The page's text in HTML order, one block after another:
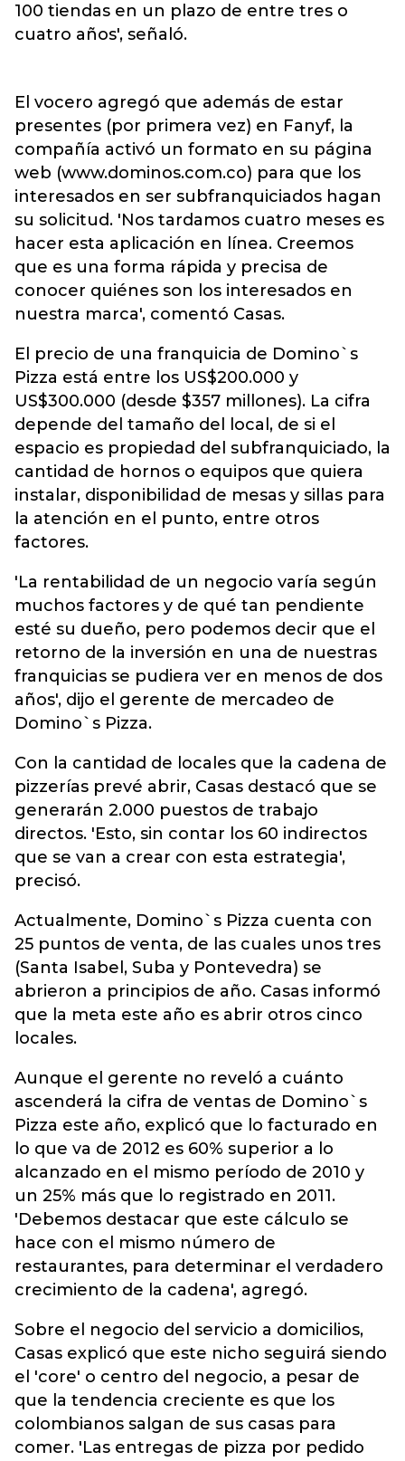
100 tiendas en un plazo de entre tres o
cuatro años', señaló.
El vocero agregó que además de estar
presentes (por primera vez) en Fanyf, la
compañía activó un formato en su página
web (www.dominos.com.co) para que los
interesados en ser subfranquiciados hagan
su solicitud. 'Nos tardamos cuatro meses es
hacer esta aplicación en línea. Creemos
que es una forma rápida y precisa de
conocer quiénes son los interesados en
nuestra marca', comentó Casas.
El precio de una franquicia de Domino`s
Pizza está entre los US$200.000 y
US$300.000 (desde $357 millones). La cifra
depende del tamaño del local, de si el
espacio es propiedad del subfranquiciado, la
cantidad de hornos o equipos que quiera
instalar, disponibilidad de mesas y sillas para
la atención en el punto, entre otros
factores.
'La rentabilidad de un negocio varía según
muchos factores y de qué tan pendiente
esté su dueño, pero podemos decir que el
retorno de la inversión en una de nuestras
franquicias se pudiera ver en menos de dos
años', dijo el gerente de mercadeo de
Domino`s Pizza.
Con la cantidad de locales que la cadena de
pizzerías prevé abrir, Casas destacó que se
generarán 2.000 puestos de trabajo
directos. 'Esto, sin contar los 60 indirectos
que se van a crear con esta estrategia',
precisó.
Actualmente, Domino`s Pizza cuenta con
25 puntos de venta, de las cuales unos tres
(Santa Isabel, Suba y Pontevedra) se
abrieron a principios de año. Casas informó
que la meta este año es abrir otros cinco
locales.
Aunque el gerente no reveló a cuánto
ascenderá la cifra de ventas de Domino`s
Pizza este año, explicó que lo facturado en
lo que va de 2012 es 60% superior a lo
alcanzado en el mismo período de 2010 y
un 25% más que lo registrado en 2011.
'Debemos destacar que este cálculo se
hace con el mismo número de
restaurantes, para determinar el verdadero
crecimiento de la cadena', agregó.
Sobre el negocio del servicio a domicilios,
Casas explicó que este nicho seguirá siendo
el 'core' o centro del negocio, a pesar de
que la tendencia creciente es que los
colombianos salgan de sus casas para
comer. 'Las entregas de pizza por pedido